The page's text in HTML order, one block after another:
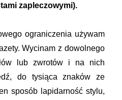
zapleczowymi).
ograniczenia używam
Wycinam z dowolnego
lub zwrotów i na nich
do tysiąca znaków ze
sposób lapidarność stylu,